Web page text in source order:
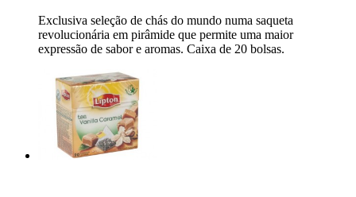
Exclusiva seleção de chás do mundo numa saqueta
revolucionária em pirâmide que permite uma maior
expressão de sabor e aromas. Caixa de 20 bolsas.